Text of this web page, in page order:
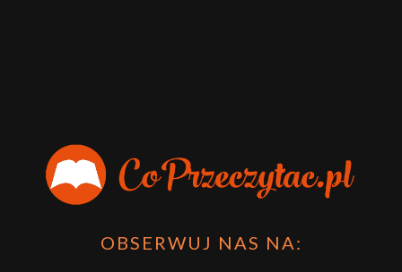
OBSERWUJ NAS NA: